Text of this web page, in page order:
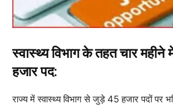
स्वास्थ्य विभाग के तहत चार महीने
हजार पद:
राज्य में स्वास्थ्य विभाग से जुड़े 45 हजार पदों पर